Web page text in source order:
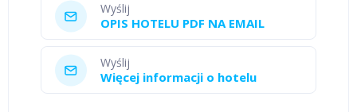
Wyślij
OPIS HOTELU PDF NA EMAIL
Wyślij
Więcej informacji o hotelu